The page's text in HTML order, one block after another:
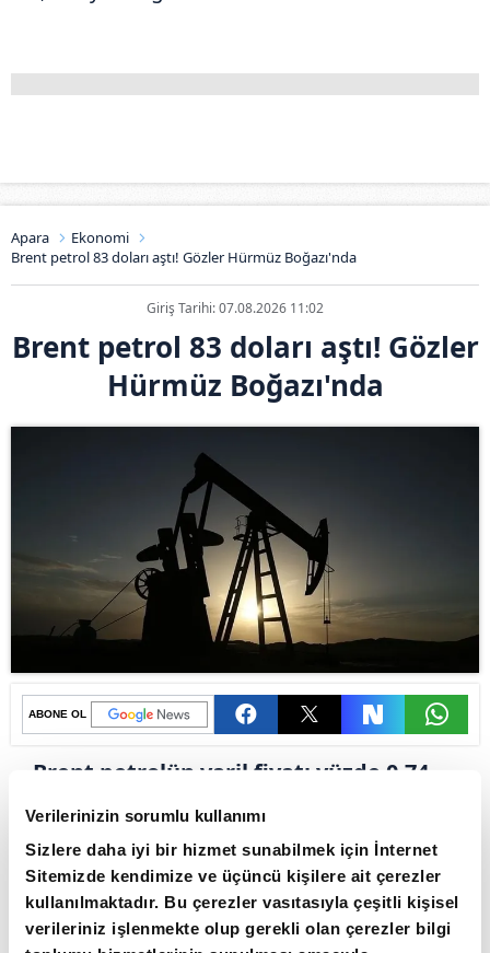
Verilerinizin sorumlu kullanımı
Sizlere daha iyi bir hizmet sunabilmek için İnternet
Sitemizde kendimize ve üçüncü kişilere ait çerezler
kullanılmaktadır. Bu çerezler vasıtasıyla çeşitli kişisel
verileriniz işlenmekte olup gerekli olan çerezler bilgi
Apara
Ekonomi
Brent petrol 83 doları aştı! Gözler Hürmüz Boğazı'nda
Giriş Tarihi: 07.08.2026 11:02
Brent petrol 83 doları aştı! Gözler
Hürmüz Boğazı'nda
ABONE OL
Brent petrolün varil fiyatı yüzde 0,74
artışla 83,10 dolara yükseldi. Hürmüz
Boğazı'ndaki deniz trafiğinin
normalleşmesine ilişkin belirsizlikler
ve Orta Doğu'da arz güvenliğine
yönelik endişeler petrol fiyatlarını